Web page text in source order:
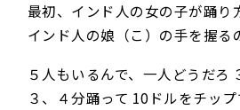
最初、インド人の女の子が踊り
インド人の娘（こ）の手を握
５人もいるんで、一人どうだろ
３、４分踊って 10ドルをチップ